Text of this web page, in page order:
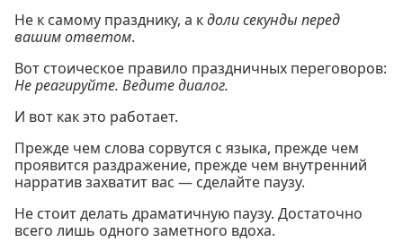
Не к самому празднику, а кдоли секунды перед
вашим ответом.
Вот стоическое правило праздничных переговоров:
Не реагируйте. Ведите диалог.
И вот как это работает.
Прежде чем слова сорвутся с языка, прежде чем
проявится раздражение, прежде чем внутренний
нарратив захватит вас — сделайте паузу.
Не стоит делать драматичную паузу. Достаточно
всего лишь одного заметного вдоха.